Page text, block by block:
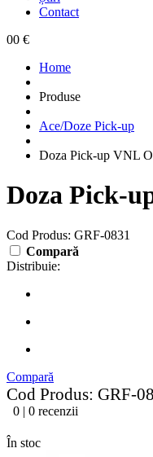
Contact
00 €
Home
Produse
Ace/Doze Pick-up
Doza Pick-up VNL
Doza Pick-
Cod Produs: GRF-0831
Compară
Distribuie:
Compară
Cod Produs: GRF-
0 | 0 recenzii
În stoc